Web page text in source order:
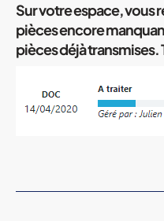
Sur votre espace, vous
pièces encore
pièces déjà